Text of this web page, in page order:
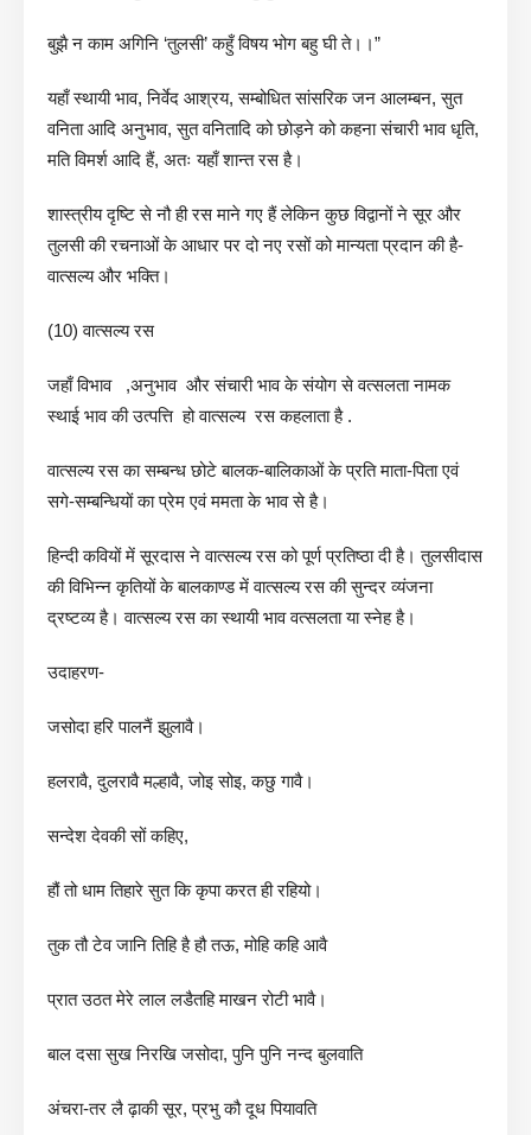
बुझै न काम अगिनि ‘तुलसी’ कहुँ विषय भोग बहु घी ते।।”
यहाँ स्थायी भाव, निर्वेद आश्रय, सम्बोधित सांसरिक जन आलम्बन, सुत
वनिता आदि अनुभाव, सुत वनितादि को छोड़ने को कहना संचारी भाव धृति,
मति विमर्श आदि हैं, अतः यहाँ शान्त रस है।
शास्त्रीय दृष्टि से नौ ही रस माने गए हैं लेकिन कुछ विद्वानों ने सूर और
तुलसी की रचनाओं के आधार पर दो नए रसों को मान्यता प्रदान की है-
वात्सल्य और भक्ति।
(10) वात्सल्य रस
जहाँ विभाव ,अनुभाव और संचारी भाव के संयोग से वत्सलता नामक
स्थाई भाव की उत्पत्ति हो वात्सल्य रस कहलाता है .
वात्सल्य रस का सम्बन्ध छोटे बालक-बालिकाओं के प्रति माता-पिता एवं
सगे-सम्बन्धियों का प्रेम एवं ममता के भाव से है।
हिन्दी कवियों में सूरदास ने वात्सल्य रस को पूर्ण प्रतिष्ठा दी है। तुलसीदास
की विभिन्न कृतियों के बालकाण्ड में वात्सल्य रस की सुन्दर व्यंजना
द्रष्टव्य है। वात्सल्य रस का स्थायी भाव वत्सलता या स्नेह है।
उदाहरण-
जसोदा हरि पालनैं झुलावै।
हलरावै, दुलरावै मल्हावै, जोइ सोइ, कछु गावै।
सन्देश देवकी सों कहिए,
हौं तो धाम तिहारे सुत कि कृपा करत ही रहियो।
तुक तौ टेव जानि तिहि है हौ तऊ, मोहि कहि आवै
प्रात उठत मेरे लाल लडैतहि माखन रोटी भावै।
बाल दसा सुख निरखि जसोदा, पुनि पुनि नन्द बुलवाति
अंचरा-तर लै ढ़ाकी सूर, प्रभु कौ दूध पियावति